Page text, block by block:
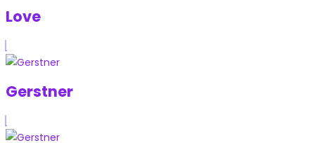
Love
Gerstner